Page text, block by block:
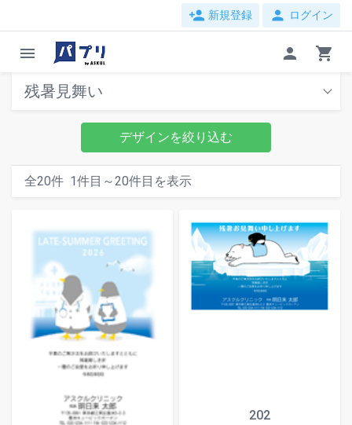
person_add 新規登録 person ログイン
menu person
shopping_cart
残暑見舞い
デザインを絞り込む
全20件 1件目～20件目を表示
202